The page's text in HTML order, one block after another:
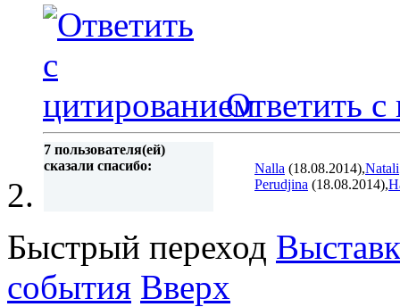
Ответить с
7 пользователя(ей)
сказали cпасибо:
Nalla (18.08.2014),Natali
Perudjina (18.08.2014),
Быстрый переход
события Вверх